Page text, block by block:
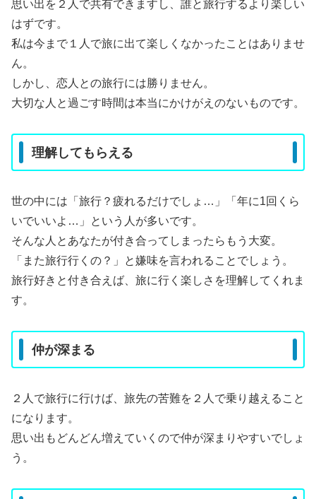
思い出を２人で共有できますし、誰と旅行するより楽しい
はずです。
私は今まで１人で旅に出て楽しくなかったことはありませ
ん。
しかし、恋人との旅行には勝りません。
大切な人と過ごす時間は本当にかけがえのないものです。
理解してもらえる
世の中には「旅行？疲れるだけでしょ…」「年に1回くら
いでいいよ…」という人が多いです。
そんな人とあなたが付き合ってしまったらもう大変。
「また旅行行くの？」と嫌味を言われることでしょう。
旅行好きと付き合えば、旅に行く楽しさを理解してくれま
す。
仲が深まる
２人で旅行に行けば、旅先の苦難を２人で乗り越えること
になります。
思い出もどんどん増えていくので仲が深まりやすいでしょ
う。